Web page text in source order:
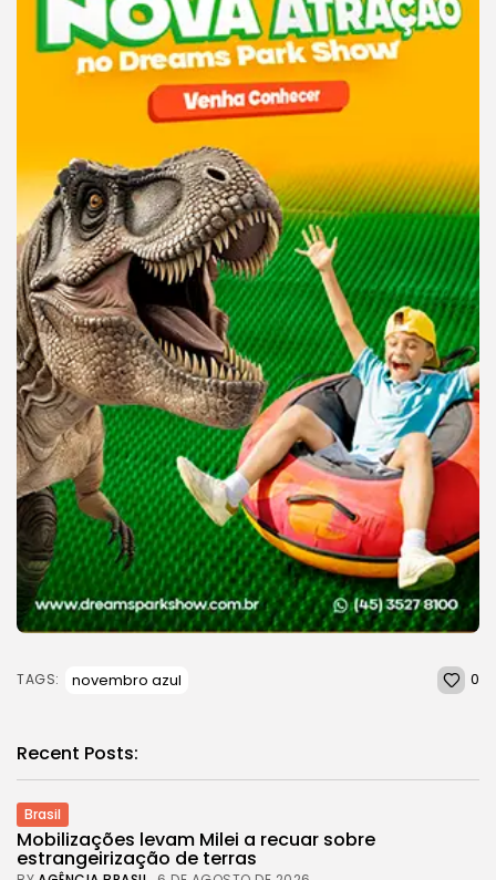
TAGS: novembro azul 0
Recent Posts:
Brasil
Mobilizações levam Milei a recuar sobre
estrangeirização de terras